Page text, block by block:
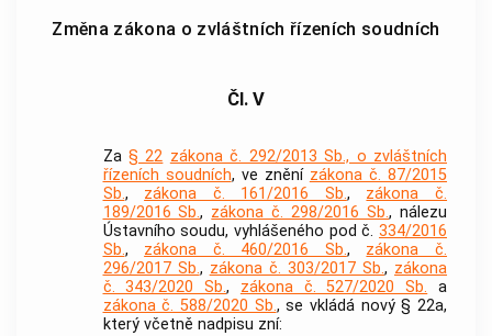
Změna zákona o zvláštních řízeních soudních
Čl. V
Za § 22 zákona č. 292/2013 Sb., o zvláštních
řízeních soudních, ve znění zákona č. 87/2015
Sb., zákona č. 161/2016 Sb., zákona č.
189/2016 Sb., zákona č. 298/2016 Sb., nálezu
Ústavního soudu, vyhlášeného pod č. 334/2016
Sb., zákona č. 460/2016 Sb., zákona č.
296/2017 Sb., zákona č. 303/2017 Sb., zákona
č. 343/2020 Sb., zákona č. 527/2020 Sb. a
zákona č. 588/2020 Sb., se vkládá nový § 22a,
který včetně nadpisu zní: